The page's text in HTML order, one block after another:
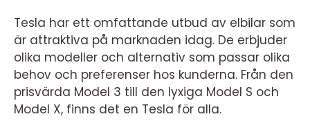
Tesla har ett omfattande utbud av elbilar som
är attraktiva på marknaden idag. De erbjuder
olika modeller och alternativ som passar olika
behov och preferenser hos kunderna. Från den
prisvärda Model 3 till den lyxiga Model S och
Model X, finns det en Tesla för alla.